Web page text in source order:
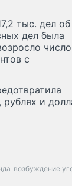
тыс. дел об
дел была
с
и
возбуждение